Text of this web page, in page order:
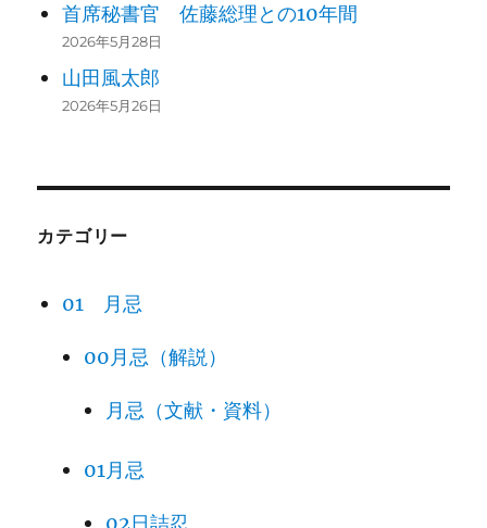
首席秘書官 佐藤総理との10年間
2026年5月28日
山田風太郎
2026年5月26日
カテゴリー
01 月忌
00月忌（解説）
月忌（文献・資料）
01月忌
02日詰忍